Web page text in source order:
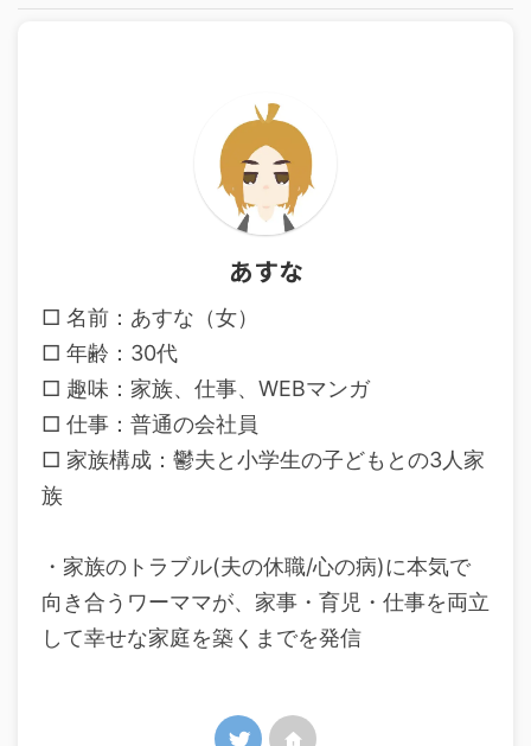
あすな
□ 名前：あすな（女）
□ 年齢：30代
□ 趣味：家族、仕事、WEBマンガ
□ 仕事：普通の会社員
□ 家族構成：鬱夫と小学生の子どもとの3人家
族
・家族のトラブル(夫の休職/心の病)に本気で
向き合うワーママが、家事・育児・仕事を両立
して幸せな家庭を築くまでを発信